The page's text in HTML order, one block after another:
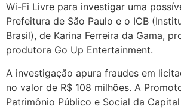
Wi-Fi Livre para investigar uma
Prefeitura de São Paulo e o ICB
Brasil), de Karina Ferreira da Gama,
produtora Go Up Entertainment.
A investigação apura fraudes em
no valor de R$ 108 milhões. A
Patrimônio Público e Social da